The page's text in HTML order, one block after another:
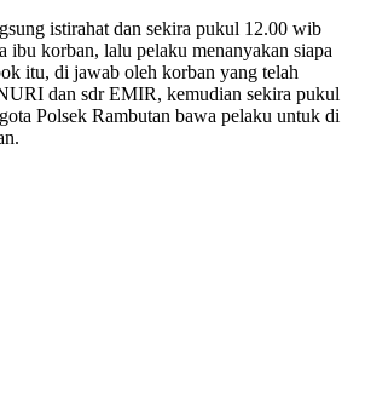
istirahat dan sekira pukul 12.00 wib
ibu korban, lalu pelaku menanyakan siapa
itu, di jawab oleh korban yang telah
dan sdr EMIR, kemudian sekira pukul
Polsek Rambutan bawa pelaku untuk di